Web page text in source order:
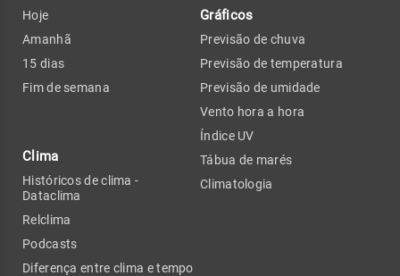
Hoje
Amanhã
15 dias
Fim de semana
Clima
Históricos de clima -
Dataclima
Relclima
Podcasts
Diferença entre clima e tempo
Gráficos
Previsão de chuva
Previsão de temperatura
Previsão de umidade
Vento hora a hora
Índice UV
Tábua de marés
Climatologia